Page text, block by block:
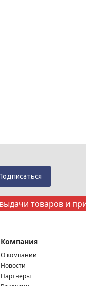
товаров и
Компания
О компании
Новости
Партнеры